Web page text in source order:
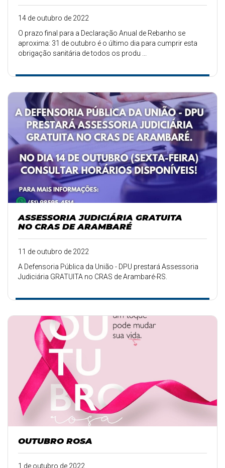
14 de outubro de 2022
O prazo final para a Declaração Anual de Rebanho se
aproxima: 31 de outubro é o último dia para cumprir esta
obrigação sanitária de todos os produ ...
ASSESSORIA JUDICIÁRIA GRATUITA
NO CRAS DE ARAMBARÉ
11 de outubro de 2022
A Defensoria Pública da União - DPU prestará Assessoria
Judiciária GRATUITA no CRAS de Arambaré-RS.
OUTUBRO ROSA
1 de outubro de 2022